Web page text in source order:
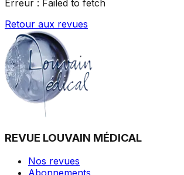
Erreur : Failed to fetch
Retour aux revues
REVUE LOUVAIN MÉDICAL
Nos revues